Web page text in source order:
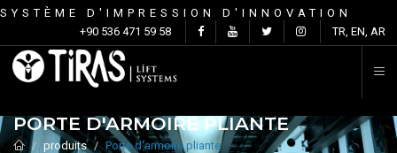
SYSTÈME D'IMPRESSION D'INNOVATION
+90 536 471 59 58
TR, EN, AR
PORTE D'ARMOIRE PLIANTE
produits Porte d'armoire pliante